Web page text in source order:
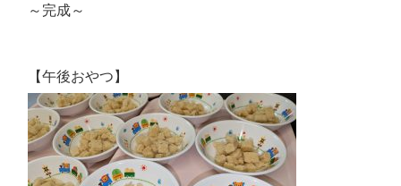
～完成～
【午後おやつ】